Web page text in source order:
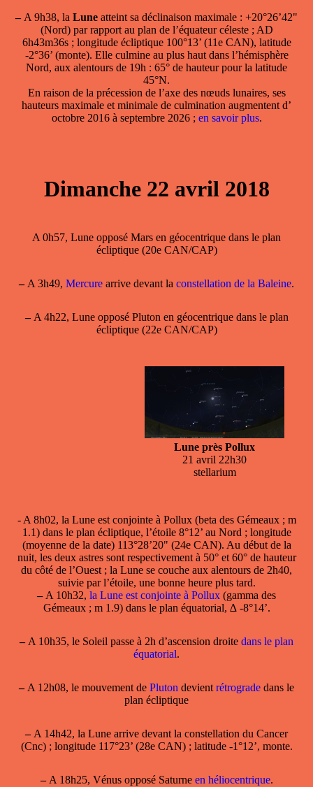
–A 9h38, la Lune atteint sa déclinaison maximale : +20°26’42"
(Nord) par rapport au plan de l’équateur céleste ; AD
6h43m36s ; longitude écliptique 100°13’ (11e CAN), latitude
-2°36’ (monte). Elle culmine au plus haut dans l’hémisphère
Nord, aux alentours de 19h : 65° de hauteur pour la latitude
45°N.
En raison de la précession de l’axe des nœuds lunaires, ses
hauteurs maximale et minimale de culmination augmentent d’
octobre 2016 à septembre 2026 ; en savoir plus.
Dimanche 22 avril 2018
A 0h57, Lune opposé Mars en géocentrique dans le plan
écliptique (20e CAN/CAP)
–A 3h49, Mercure arrive devant la constellation de la Baleine.
–A 4h22, Lune opposé Pluton en géocentrique dans le plan
écliptique (22e CAN/CAP)
Lune près Pollux
21 avril 22h30
stellarium
- A 8h02, la Lune est conjointe à Pollux(beta des Gémeaux ; m
1.1) dans le plan écliptique, l’étoile 8°12’ au Nord ; longitude
(moyenne de la date) 113°28’20" (24e CAN). Au début de la
nuit, les deux astres sont respectivement à 50° et 60° de hauteur
du côté de l’Ouest ; la Lune se couche aux alentours de 2h40,
suivie par l’étoile, une bonne heure plus tard.
–A 10h32, la Lune est conjointe à Pollux (gamma des
Gémeaux ; m 1.9) dans le plan équatorial, ∆ -8°14’.
–A 10h35, le Soleil passe à 2h d’ascension droite dans le plan
équatorial.
–A 12h08, le mouvement de Pluton devient rétrograde dans le
plan écliptique
–A 14h42, la Lune arrive devant la constellation du Cancer
(Cnc) ; longitude 117°23’ (28e CAN) ; latitude -1°12’, monte.
–A 18h25, Vénus opposé Saturne en héliocentrique.